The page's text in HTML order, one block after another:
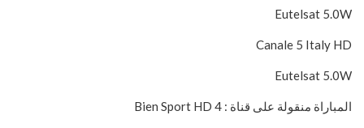
Eutelsat 5.0W
Canale 5 Italy HD
Eutelsat 5.0W
المباراة منقولة على قناة : 4 Bien Sport HD